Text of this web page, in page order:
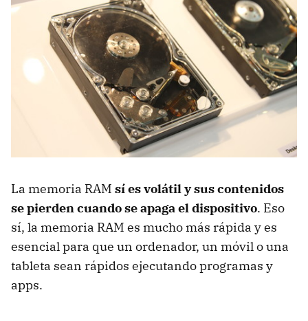
La memoria RAM sí es volátil y sus contenidos
se pierden cuando se apaga el dispositivo. Eso
sí, la memoria RAM es mucho más rápida y es
esencial para que un ordenador, un móvil o una
tableta sean rápidos ejecutando programas y
apps.